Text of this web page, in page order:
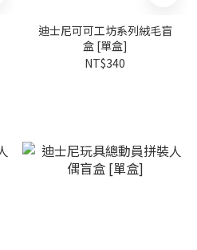
迪士尼可可工坊系列絨毛盲
盒 [單盒]
NT$340